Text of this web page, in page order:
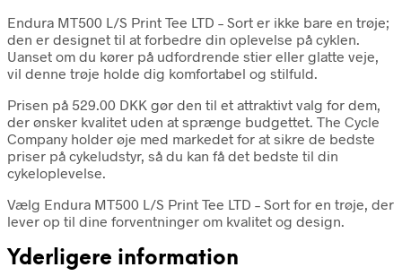
Endura MT500 L/S Print Tee LTD – Sort er ikke bare en trøje;
den er designet til at forbedre din oplevelse på cyklen.
Uanset om du kører på udfordrende stier eller glatte veje,
vil denne trøje holde dig komfortabel og stilfuld.
Prisen på 529.00 DKK gør den til et attraktivt valg for dem,
der ønsker kvalitet uden at sprænge budgettet. The Cycle
Company holder øje med markedet for at sikre de bedste
priser på cykeludstyr, så du kan få det bedste til din
cykeloplevelse.
Vælg Endura MT500 L/S Print Tee LTD – Sort for en trøje, der
lever op til dine forventninger om kvalitet og design.
Yderligere information